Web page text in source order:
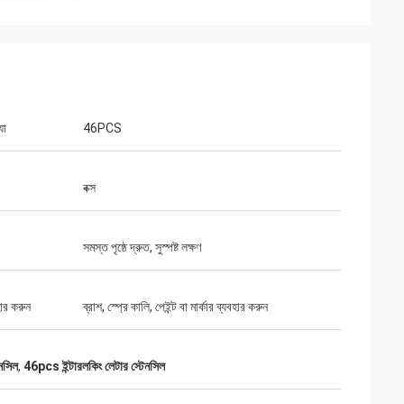
46PCS
বক্স
সমস্ত পৃষ্ঠে দ্রুত, সুস্পষ্ট লক্ষণ
করুন ব্রাশ, স্প্রে কালি, পেইন্ট বা মার্কার ব্যবহার করুন
, 46pcs ইন্টারলকিং লেটার স্টেনসিল